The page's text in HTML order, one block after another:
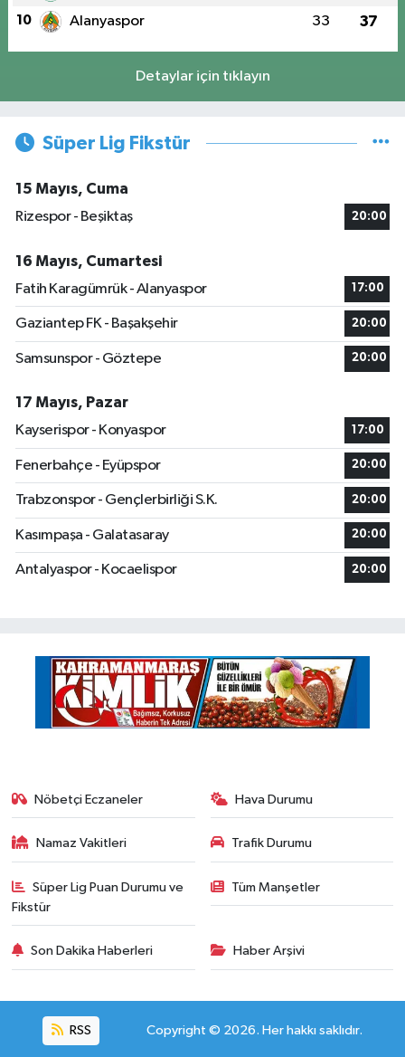
10 Alanyaspor 33 37
Detaylar için tıklayın
Süper Lig Fikstür
15 Mayıs, Cuma
Rizespor - Beşiktaş
20:00
16 Mayıs, Cumartesi
Fatih Karagümrük - Alanyaspor
17:00
Gaziantep FK - Başakşehir 20:00
Samsunspor - Göztepe 20:00
17 Mayıs, Pazar
Kayserispor - Konyaspor
17:00
Fenerbahçe - Eyüpspor 20:00
Trabzonspor - Gençlerbirliği S.K. 20:00
Kasımpaşa - Galatasaray 20:00
Antalyaspor - Kocaelispor 20:00
Nöbetçi Eczaneler Hava Durumu
Namaz Vakitleri Trafik Durumu
Süper Lig Puan Durumu ve
Fikstür
Tüm Manşetler
Son Dakika Haberleri Haber Arşivi
RSS Copyright © 2026. Her hakkı saklıdır.